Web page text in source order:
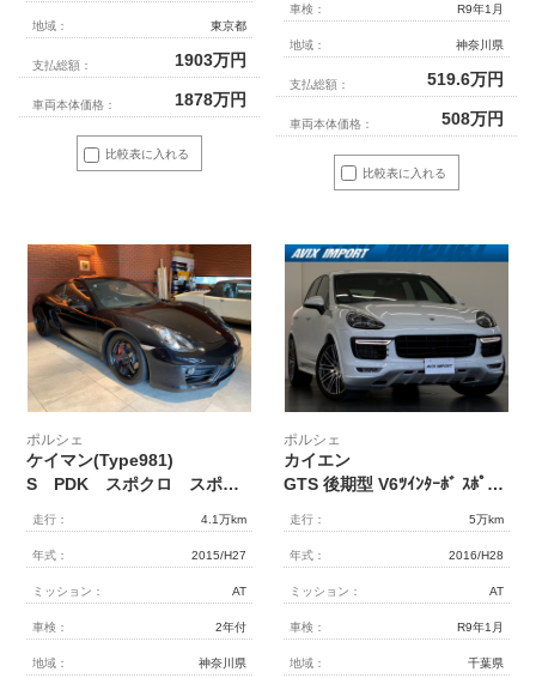
比較表に入れる
地域： 東京都
支払総額： 1903万円
車両本体価格： 1878万円
比較表に入れる
車検： R9年1月
地域： 神奈川県
支払総額： 519.6万円
車両本体価格： 508万円
ポルシェ
ケイマン(Type981)
S PDK スポクロ スポエグ 右H ナビTV 18インチAW 車高調
走行： 4.1万km
年式： 2015/H27
ミッション： AT
車検： 2年付
地域： 神奈川県
ポルシェ
カイエン
GTS 後期型 V6ﾂｲﾝﾀｰﾎﾞ ｽﾎﾟｸﾛ ｽﾎﾟｴｸﾞ 専用ｴｸｽﾃﾘｱ 右H正規D車 赤革 18wayﾒﾓﾘｰS 前後Sﾋｰﾀｰ 4ｿﾞｰﾝAC 純正ﾅﾋﾞ 地ﾃﾞｼﾞ Bｶﾒﾗ＆PAS ｸﾙｺﾝ HIDﾍｯﾄﾞﾗｲﾄ(PDLS) ｴﾝﾄﾘｰD ﾀﾞｰｸｳｫｰﾙﾅｯﾄ ﾎﾜｲﾄﾒｰﾀｰ 電動ﾘｱｹﾞｰﾄ PASM 赤ｷｬﾘﾊﾟｰ 純正21AW 禁煙
走行： 5万km
年式： 2016/H28
ミッション： AT
車検： R9年1月
地域： 千葉県